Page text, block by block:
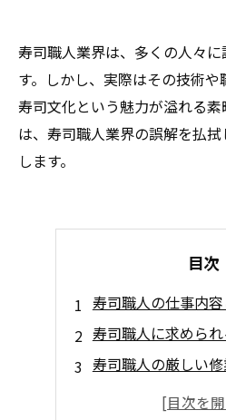
寿司職人業界は、多くの人々
す。しかし、実際はその技術
寿司文化という魅力が溢れる
は、寿司職人業界の誤解を払
します。
目次
寿司職人の仕事内容
寿司職人に求めら
寿司職人の厳しい修
寿司職人業界の魅力